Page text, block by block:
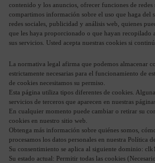
contenido y los anuncios, ofrecer funciones de redes
compartimos información sobre el uso que haga del
redes sociales, publicidad y análisis web, quienes
que les haya proporcionado o que hayan recopilado
sus servicios. Usted acepta nuestras cookies si
La normativa legal afirma que podemos almacenar
estrictamente necesarias para el funcionamiento de
de cookies necesitamos su permiso.
Esta página utiliza tipos diferentes de cookies.
servicios de terceros que aparecen en nuestras
En cualquier momento puede cambiar o retirar su
cookies en nuestro sitio web.
Obtenga más información sobre quiénes somos,
procesamos los datos personales en nuestra Política
Su consentimiento se aplica al siguiente dominio:
Su estado actual: Permitir todas las cookies